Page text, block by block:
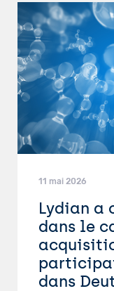
11 mai 2026
Lydian a
dans le
dans